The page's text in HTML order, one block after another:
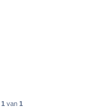
1 van 1